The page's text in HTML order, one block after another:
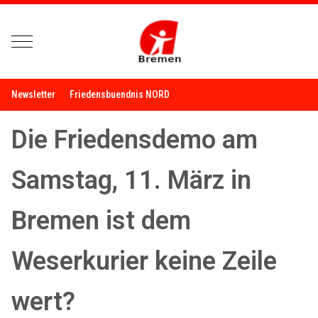
Mobile Menu Toggle
Newsletter Friedensbuendnis NORD
Die Friedensdemo am
Samstag, 11. März in
Bremen ist dem
Weserkurier keine Zeile
wert?